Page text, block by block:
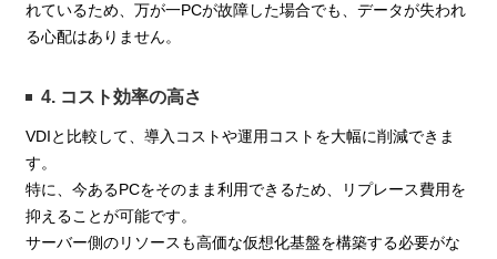
れているため、万が一PCが故障した場合でも、データが失われ
る心配はありません。
4. コスト効率の高さ
VDIと比較して、導入コストや運用コストを大幅に削減できま
す。
特に、今あるPCをそのまま利用できるため、リプレース費用を
抑えることが可能です。
サーバー側のリソースも高価な仮想化基盤を構築する必要がな